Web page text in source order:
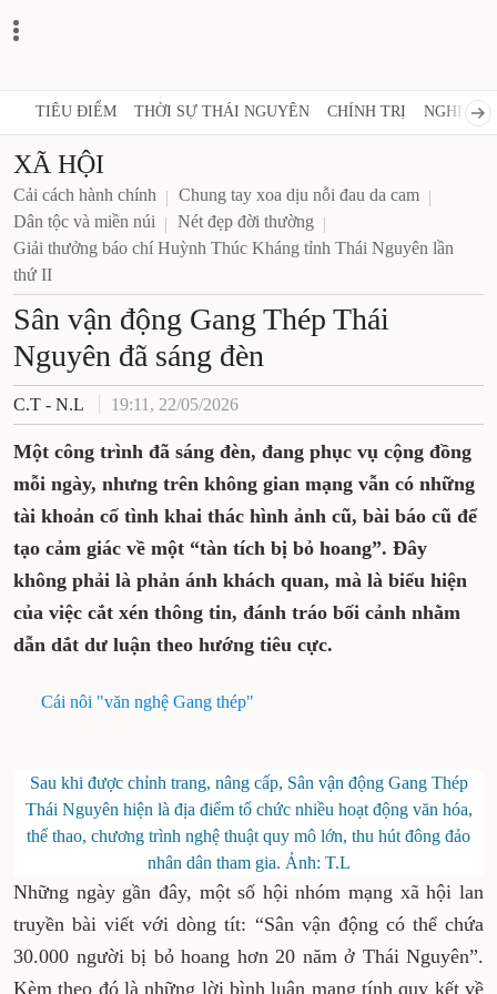
TIÊU ĐIỂM THỜI SỰ THÁI NGUYÊN CHÍNH TRỊ NGHỊ
XÃ HỘI
Cải cách hành chính
Chung tay xoa dịu nỗi đau da cam
Dân tộc và miền núi
Nét đẹp đời thường
Giải thưởng báo chí Huỳnh Thúc Kháng tỉnh Thái Nguyên lần
thứ II
Sân vận động Gang Thép Thái
Nguyên đã sáng đèn
C.T - N.L 19:11, 22/05/2026
Một công trình đã sáng đèn, đang phục vụ cộng đồng
mỗi ngày, nhưng trên không gian mạng vẫn có những
tài khoản cố tình khai thác hình ảnh cũ, bài báo cũ để
tạo cảm giác về một “tàn tích bị bỏ hoang”. Đây
không phải là phản ánh khách quan, mà là biểu hiện
của việc cắt xén thông tin, đánh tráo bối cảnh nhằm
dẫn dắt dư luận theo hướng tiêu cực.
Cái nôi "văn nghệ Gang thép"
Sau khi được chỉnh trang, nâng cấp, Sân vận động Gang Thép
Thái Nguyên hiện là địa điểm tổ chức nhiều hoạt động văn hóa,
thể thao, chương trình nghệ thuật quy mô lớn, thu hút đông đảo
nhân dân tham gia. Ảnh: T.L
Những ngày gần đây, một số hội nhóm mạng xã hội lan
truyền bài viết với dòng tít: “Sân vận động có thể chứa
30.000 người bị bỏ hoang hơn 20 năm ở Thái Nguyên”.
Kèm theo đó là những lời bình luận mang tính quy kết về